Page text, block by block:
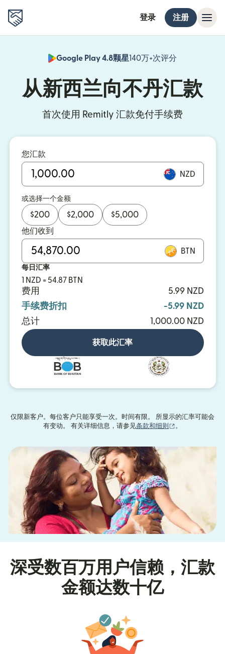
登录 注册
Google Play 4.8颗星140万+次评分
从新西兰向不丹汇款
首次使用 Remitly 汇款免付手续费
您汇款
NZD
或选择一个金额
$200 $2,000 $5,000
他们收到
BTN
每日汇率
1 NZD = 54.87 BTN
费用
5.99 NZD
手续费折扣
-5.99 NZD
总计
1,000.00 NZD
获取此汇率
仅限新客户。每位客户只能享受一次。时间有限。 所显示的汇率可能会
有变动。 有关详细信息，请参见条款和细则 。
深受数百万用户信赖，汇款
金额达数十亿